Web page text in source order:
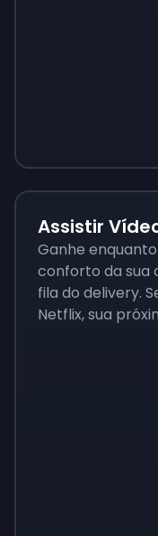
Assistir
Ganhe
conforto da sua
fila do delivery.
Netflix, sua